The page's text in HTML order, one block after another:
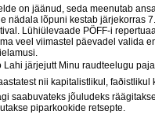
on jäänud, seda meenutab
nädala lõpuni kestab järjekorras
Lühiülevaade PÖFF-i
veel viimastel päevadel valida
Lahi järjejutt Minu raudteelugu
nii kapitalistlikul,
saabuvateks jõuludeks
piparkookide retsepte.